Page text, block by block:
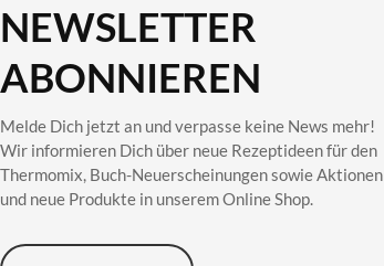
NEWSLETTER
ABONNIEREN
Melde Dich jetzt an und verpasse keine News mehr!
Wir informieren Dich über neue Rezeptideen für den
Thermomix, Buch-Neuerscheinungen sowie Aktionen
und neue Produkte in unserem Online Shop.